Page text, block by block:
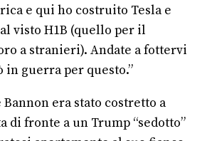
e qui ho costruito Tesla e
visto H1B (quello per il
a stranieri). Andate a fottervi
in guerra per questo.”
Bannon era stato costretto a
di fronte a un Trump “sedotto”